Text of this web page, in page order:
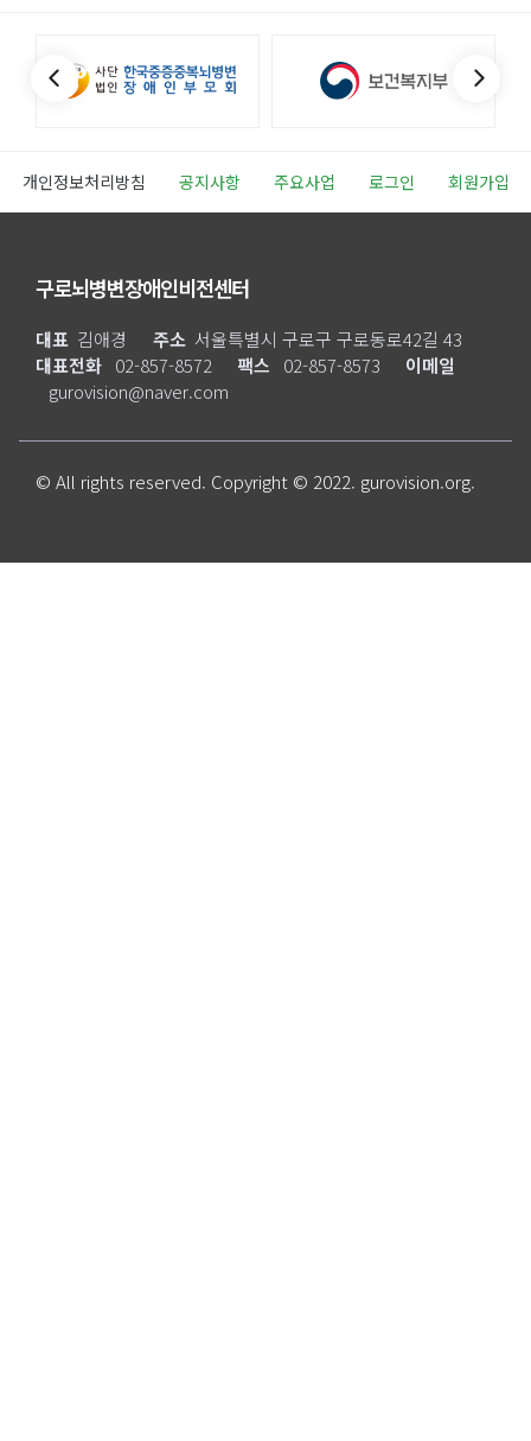
개인정보처리방침 공지사항 주요사업 로그인 회원가입
구로뇌병변장애인비전센터
대표 김애경 주소 서울특별시 구로구 구로동로42길 43
대표전화 02-857-8572 팩스 02-857-8573
이메일
gurovision@naver.com
© All rights reserved. Copyright © 2022. gurovision.org.